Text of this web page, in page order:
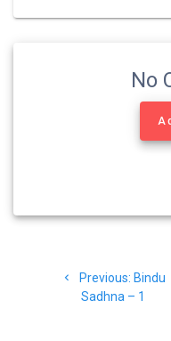
o
e
No
navigation
Previous:
post:
Bindu
Sadhna – 1